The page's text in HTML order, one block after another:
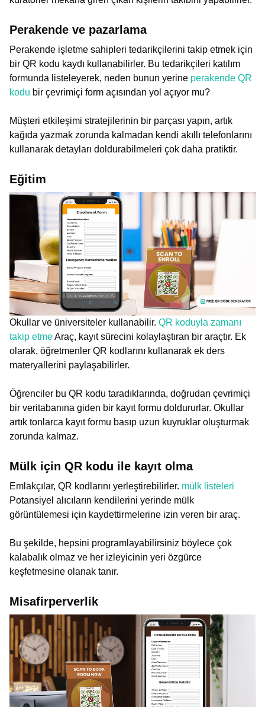
Perakende ve pazarlama
Perakende işletme sahipleri tedarikçilerini takip etmek için
bir QR kodu kaydı kullanabilirler. Bu tedarikçileri katılım
formunda listeleyerek, neden bunun yerine perakende QR
kodu bir çevrimiçi form açısından yol açıyor mu?
Müşteri etkileşimi stratejilerinin bir parçası yapın, artık
kağıda yazmak zorunda kalmadan kendi akıllı telefonlarını
kullanarak detayları doldurabilmeleri çok daha pratiktir.
Eğitim
Okullar ve üniversiteler kullanabilir. QR koduyla zamanı
takip etmeAraç, kayıt sürecini kolaylaştıran bir araçtır. Ek
olarak, öğretmenler QR kodlarını kullanarak ek ders
materyallerini paylaşabilirler.
Öğrenciler bu QR kodu taradıklarında, doğrudan çevrimiçi
bir veritabanına giden bir kayıt formu doldururlar. Okullar
artık tonlarca kayıt formu basıp uzun kuyruklar oluşturmak
zorunda kalmaz.
Mülk için QR kodu ile kayıt olma
Emlakçılar, QR kodlarını yerleştirebilirler. mülk listeleri
Potansiyel alıcıların kendilerini yerinde mülk
görüntülemesi için kaydettirmelerine izin veren bir araç.
Bu şekilde, hepsini programlayabilirsiniz böylece çok
kalabalık olmaz ve her izleyicinin yeri özgürce
keşfetmesine olanak tanır.
Misafirperverlik